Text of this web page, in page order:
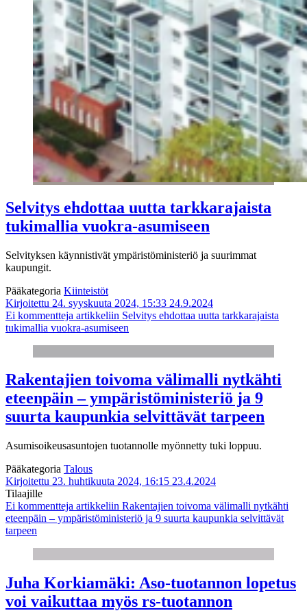
Selvitys ehdottaa uutta tarkkarajaista
tukimallia vuokra-asumiseen
Selvityksen käynnistivät ympäristöministeriö ja suurimmat
kaupungit.
Pääkategoria Kiinteistöt
Kirjoitettu 24. syyskuuta 2024, 15:33 24.9.2024
Ei kommentteja artikkeliin Selvitys ehdottaa uutta tarkkarajaista
tukimallia vuokra-asumiseen
Rakentajien toivoma välimalli nytkähti
eteenpäin – ympäristöministeriö ja 9
suurta kaupunkia selvittävät tarpeen
Asumisoikeusasuntojen tuotannolle myönnetty tuki loppuu.
Pääkategoria Talous
Kirjoitettu 23. huhtikuuta 2024, 16:15 23.4.2024
Tilaajille
Ei kommentteja artikkeliin Rakentajien toivoma välimalli nytkähti
eteenpäin – ympäristöministeriö ja 9 suurta kaupunkia selvittävät
tarpeen
Juha Korkiamäki: Aso-tuotannon lopetus
voi vaikuttaa myös rs-tuotannon